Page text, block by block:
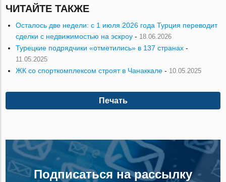
ЧИТАЙТЕ ТАКЖЕ
Осталось две недели: с 1 июля 2026 года Турция переводит
сделки с недвижимостью на эскроу - 18.06.2026
Турецкие подрядчики «отметились» в 137 странах -
11.05.2025
ЖК со спорткомплексом строят в Чанаккале - 10.05.2025
Печать
Подписаться на рассылку